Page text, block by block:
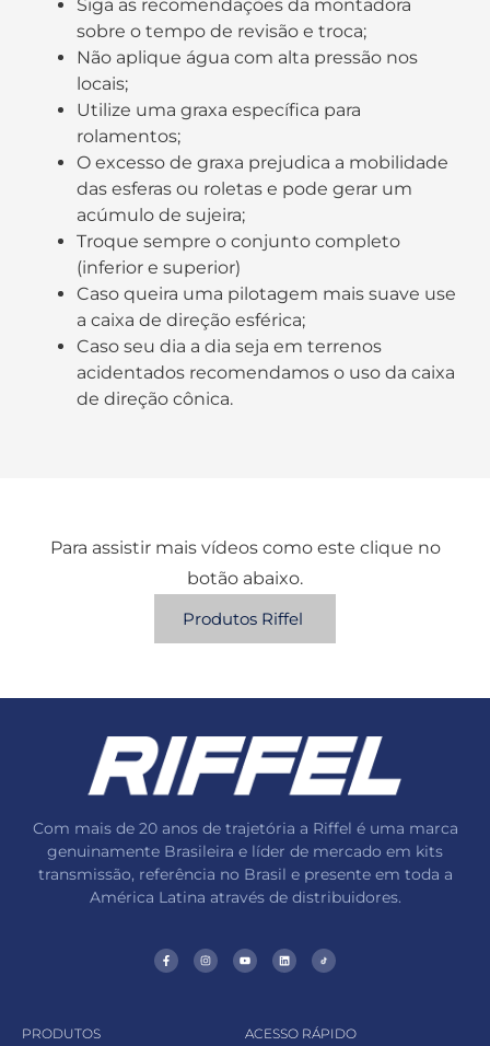
Siga as recomendações da montadora
sobre o tempo de revisão e troca;
Não aplique água com alta pressão nos
locais;
Utilize uma graxa específica para
rolamentos;
O excesso de graxa prejudica a mobilidade
das esferas ou roletas e pode gerar um
acúmulo de sujeira;
Troque sempre o conjunto completo
(inferior e superior)
Caso queira uma pilotagem mais suave use
a caixa de direção esférica;
Caso seu dia a dia seja em terrenos
acidentados recomendamos o uso da caixa
de direção cônica.
Para assistir mais vídeos como este clique no
botão abaixo.
Produtos Riffel
Com mais de 20 anos de trajetória a Riffel é uma marca
genuinamente Brasileira e líder de mercado em kits
transmissão, referência no Brasil e presente em toda a
América Latina através de distribuidores.
PRODUTOS ACESSO RÁPIDO